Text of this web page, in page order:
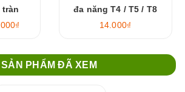
đa năng T4 / T5 / T8
14.000₫
SẢN PHẨM ĐÃ XEM